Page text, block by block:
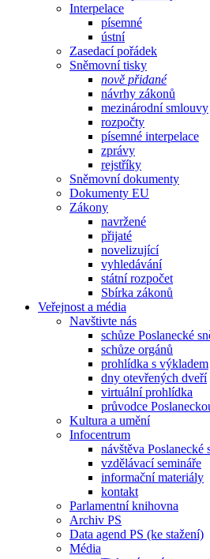
Interpelace
písemné
ústní
Zasedací pořádek
Sněmovní tisky
nově přidané
návrhy zákonů
mezinárodní smlouvy
rozpočty
písemné interpelace
zprávy
rejstříky
Sněmovní dokumenty
Dokumenty EU
Zákony
navržené
přijaté
novelizující
vyhledávání
státní rozpočet
Sbírka zákonů
Veřejnost a média
Navštivte nás
schůze Poslanecké
schůze orgánů
prohlídka s výkladem
dny otevřených dveří
virtuální prohlídka
průvodce
Kultura a umění
Infocentrum
návštěva Poslanecké
vzdělávací semináře
informační materiály
kontakt
Parlamentní knihovna
Archiv PS
Data agend PS (ke stažení)
Média